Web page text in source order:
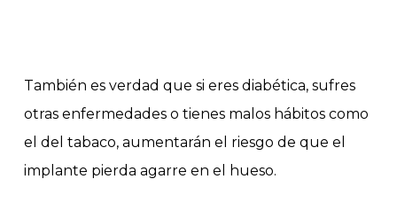
También es verdad que si eres diabética, sufres
otras enfermedades o tienes malos hábitos como
el del tabaco, aumentarán el riesgo de que el
implante pierda agarre en el hueso.